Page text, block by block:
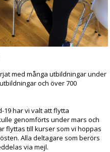
med många utbildningar under
och över 700
19 har vi valt att flytta
genomförts under mars och
flyttas till kurser som vi hoppas
Alla deltagare som berörs
via mejl.